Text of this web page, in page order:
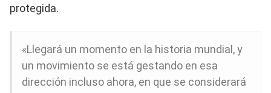
protegida.
«Llegará un momento en la historia mundial, y
un movimiento se está gestando en esa
dirección incluso ahora, en que se considerará